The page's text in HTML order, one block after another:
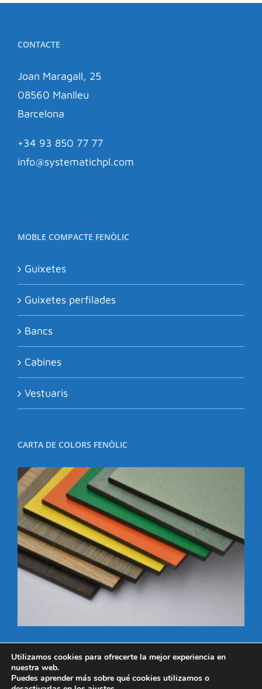
CONTACTE
Joan Maragall, 25
08560 Manlleu
Barcelona
+34 93 850 77 77
info@systematichpl.com
MOBLE COMPACTE FENÒLIC
Guixetes
Guixetes perfilades
Bancs
Cabines
Vestuaris
CARTA DE COLORS FENÒLIC
Utilizamos cookies para ofrecerte la mejor experiencia en
nuestra web.
Puedes aprender más sobre qué cookies utilizamos o